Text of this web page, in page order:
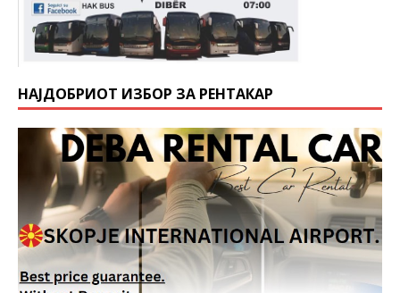
НАЈДОБРИОТ ИЗБОР ЗА РЕНТАКАР